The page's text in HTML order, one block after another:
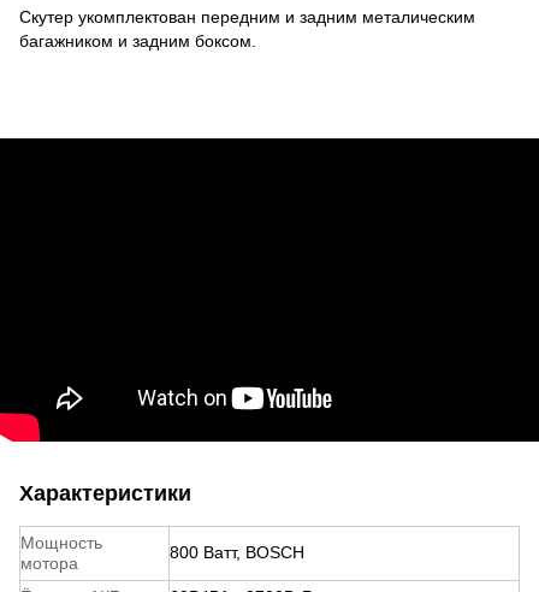
Скутер укомплектован передним и задним металическим
багажником и задним боксом.
Характеристики
Мощность
мотора
800 Ватт, BOSCH